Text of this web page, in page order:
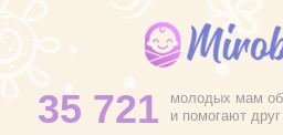
35 721
молодых мам
и помогают